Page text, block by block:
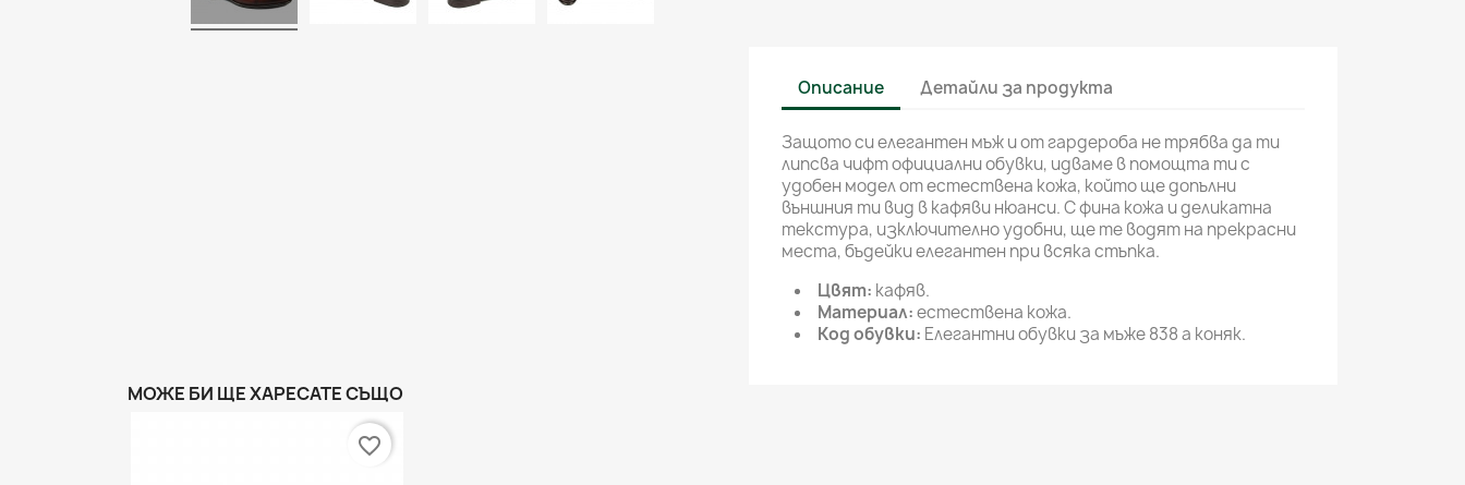
Описание Детайли за продукта
Защото си елегантен мъж и от гардероба не трябва да ти
липсва чифт официални обувки, идваме в помощта ти с
удобен модел от естествена кожа, който ще допълни
външния ти вид в кафяви нюанси. С фина кожа и деликатна
текстура, изключително удобни, ще те водят на прекрасни
места, бъдейки елегантен при всяка стъпка.
Цвят: кафяв.
Материал:естествена кожа.
Код обувки: Елегантни обувки за мъже 838 a коняк.
МОЖЕ БИ ЩЕ ХАРЕСАТЕ СЪЩО
favorite_border